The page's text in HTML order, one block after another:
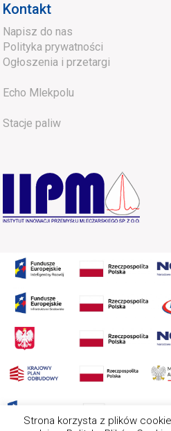
Kontakt
Napisz do nas
Polityka prywatności
Ogłoszenia i przetargi
Echo Mlekpolu
Stacje paliw
Strona korzysta z plików